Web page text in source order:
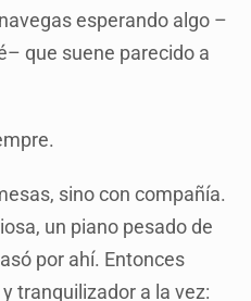
esperando algo –
que suene parecido a
sino con compañía.
un piano pesado de
por ahí. Entonces
tranquilizador a la vez: